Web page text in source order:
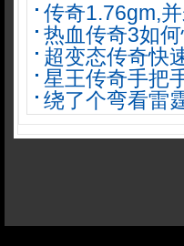
传奇1.76gm,
热血传奇3如
超变态传奇快
星王传奇手把
绕了个弯看雷